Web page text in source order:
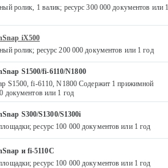
ролик, 1 валик; ресурс 300 000 документов или 1
iX500
ролик; ресурс 200 000 документов или 1 год
S1500/fi-6110/N1800
S1500, fi-6110, N1800 Содержит 1 прижимной
документов или 1 год
S300/S1300/S1300i
ресурс 100 000 документов или 1 год
и fi-5110C
ресурс 100 000 документов или 1 год